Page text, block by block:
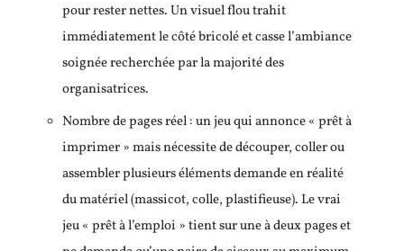
pour rester nettes. Un visuel flou trahit
immédiatement le côté bricolé et casse l’ambiance
soignée recherchée par la majorité des
organisatrices.
Nombre de pages réel : un jeu qui annonce « prêt à
imprimer » mais nécessite de découper, coller ou
assembler plusieurs éléments demande en réalité
du matériel (massicot, colle, plastifieuse). Le vrai
jeu « prêt à l’emploi » tient sur une à deux pages et